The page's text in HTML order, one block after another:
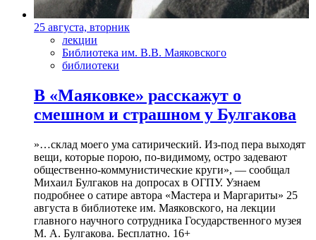
25 августа, вторник
лекции
Библиотека им. В.В. Маяковского
библиотеки
В «Маяковке» расскажут о
смешном и страшном у Булгакова
»…склад моего ума сатирический. Из-под пера выходят
вещи, которые порою, по-видимому, остро задевают
общественно-коммунистические круги», — сообщал
Михаил Булгаков на допросах в ОГПУ. Узнаем
подробнее о сатире автора «Мастера и Маргариты» 25
августа в библиотеке им. Маяковского, на лекции
главного научного сотрудника Государственного музея
М. А. Булгакова. Бесплатно. 16+